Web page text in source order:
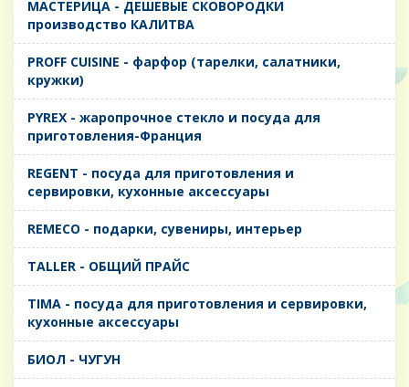
MАСТЕРИЦА - ДЕШЕВЫЕ СКОВОРОДКИ
производство КАЛИТВА
PROFF CUISINE - фарфор (тарелки, салатники,
кружки)
PYREX - жаропрочное стекло и посуда для
приготовления-Франция
REGENT - посуда для приготовления и
сервировки, кухонные аксессуары
REMECO - подарки, сувениры, интерьер
TALLER - ОБЩИЙ ПРАЙС
TIMA - посуда для приготовления и сервировки,
кухонные аксессуары
БИОЛ - ЧУГУН